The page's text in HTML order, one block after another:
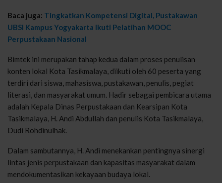
Baca juga: Tingkatkan Kompetensi Digital, Pustakawan
UBSI Kampus Yogyakarta Ikuti Pelatihan MOOC
Perpustakaan Nasional
Bimtek ini merupakan tahap kedua dalam proses penulisan
konten lokal Kota Tasikmalaya, diikuti oleh 60 peserta yang
terdiri dari siswa, mahasiswa, pustakawan, penulis, pegiat
literasi, dan masyarakat umum. Hadir sebagai pembicara utama
adalah Kepala Dinas Perpustakaan dan Kearsipan Kota
Tasikmalaya, H. Andi Abdullah dan penulis Kota Tasikmalaya,
Dudi Rohdinulhak.
Dalam sambutannya, H. Andi menekankan pentingnya sinergi
lintas jenis perpustakaan dan kapasitas masyarakat dalam
mendokumentasikan kekayaan budaya lokal.